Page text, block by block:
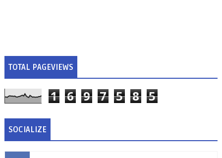
TOTAL PAGEVIEWS
1 6 9 7 5 8 5
SOCIALIZE